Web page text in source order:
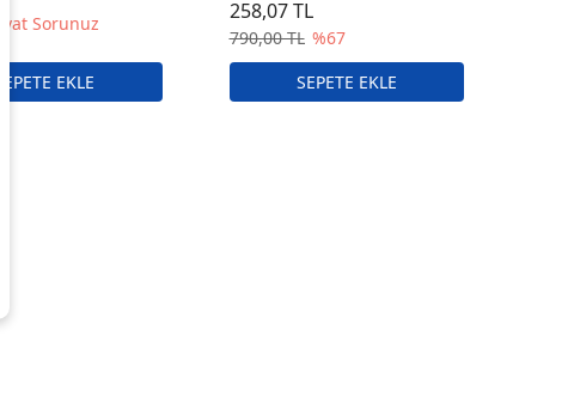
Fiyat Sorunuz
790,00 TL %67
258,07 TL